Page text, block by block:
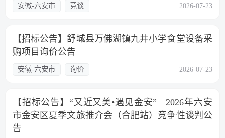
安徽-六安市 竞谈 2026-07-23
【招标公告】舒城县万佛湖镇九井小学食堂设备采
购项目询价公告
安徽-六安市 询价 2026-07-23
【招标公告】“又近又美•遇见金安”—2026年六安
市金安区夏季文旅推介会（合肥站）竞争性谈判公
告